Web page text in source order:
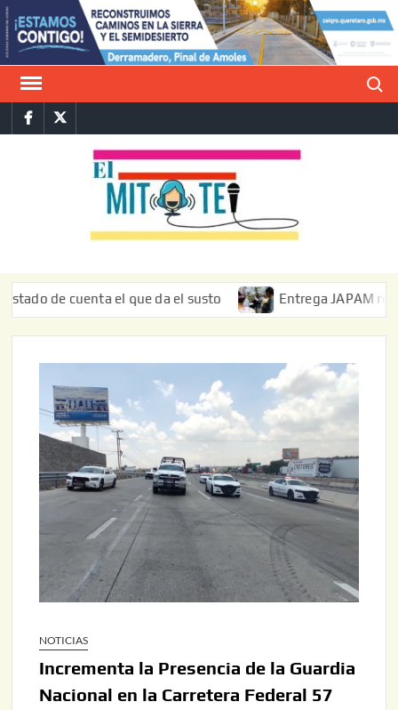
Saltar
al
contenido
FacebookTwitter
cuenta el que da el susto Entrega JAPAM
NOTICIAS
Incrementa la Presencia de la Guardia
Nacional en la Carretera Federal 57